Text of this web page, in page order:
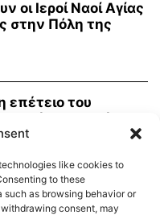
οι Ιεροί Ναοί Αγίας
στην Πόλη της
επέτειο του
like cookies to
to these
as browsing behavior or
consent, may